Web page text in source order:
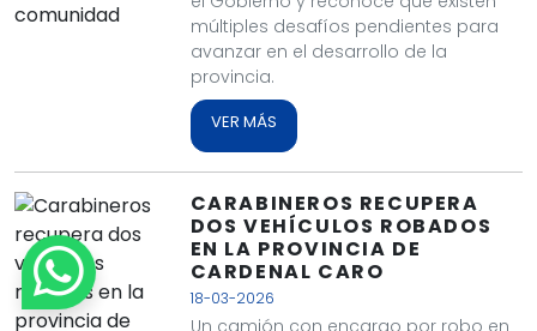
múltiples desafíos pendientes para
avanzar en el desarrollo de la
provincia.
VER MÁS
CARABINEROS RECUPERA
DOS VEHÍCULOS ROBADOS
EN LA PROVINCIA DE
CARDENAL CARO
18-03-2026